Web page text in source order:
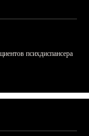
психдиспансера